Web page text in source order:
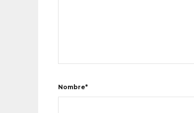
Nombre*